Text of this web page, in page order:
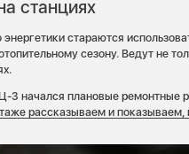
станциях
стараются
сезону. Ведут не
3 начался плановые ремонтные
рассказываем и показываем,